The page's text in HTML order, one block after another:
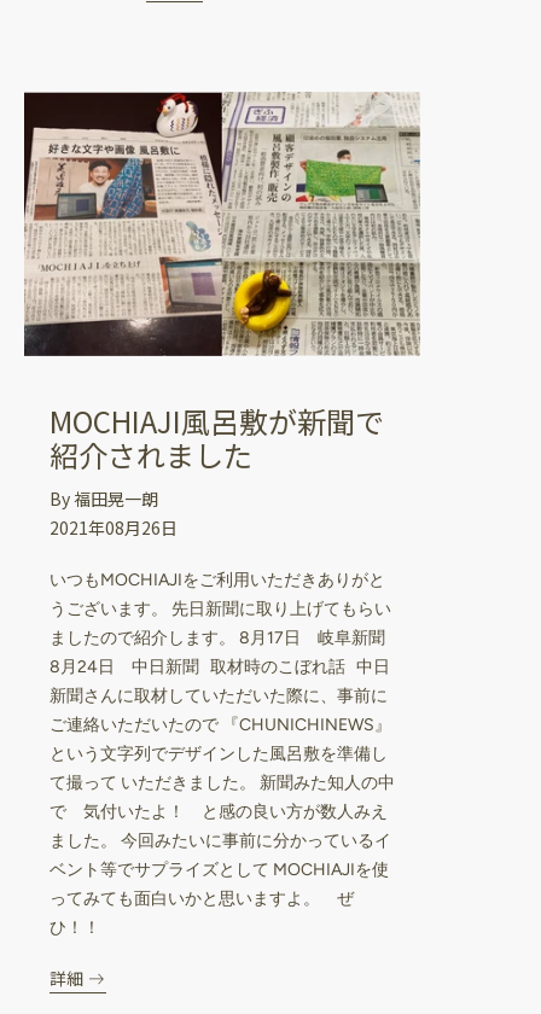
MOCHIAJI風呂敷が新聞で
紹介されました
By 福田晃一朗
2021年08月26日
いつもMOCHIAJIをご利用いただきありがと
うございます。 先日新聞に取り上げてもらい
ましたので紹介します。 8月17日 岐阜新聞
8月24日 中日新聞 取材時のこぼれ話 中日
新聞さんに取材していただいた際に、事前に
ご連絡いただいたので 『CHUNICHINEWS』
という文字列でデザインした風呂敷を準備し
て撮って いただきました。 新聞みた知人の中
で 気付いたよ！ と感の良い方が数人みえ
ました。 今回みたいに事前に分かっているイ
ベント等でサプライズとして MOCHIAJIを使
ってみても面白いかと思いますよ。 ぜ
ひ！！
詳細